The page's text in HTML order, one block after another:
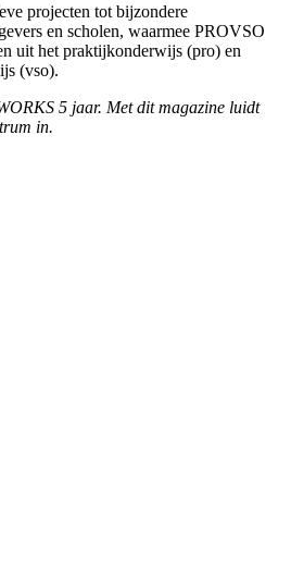
projecten tot bijzondere
en scholen, waarmee PROVSO
uit het praktijkonderwijs (pro) en
(vso).
5 jaar. Met dit magazine luidt
in.